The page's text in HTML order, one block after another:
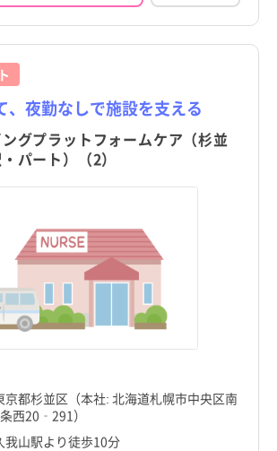
て
、夜勤なしで施設を支える
グプラットフォームケア（杉並
パート）（2）
京都杉並区（本社: 北海道札幌市中央区南
西20‐291）
我山駅より徒歩10分
て